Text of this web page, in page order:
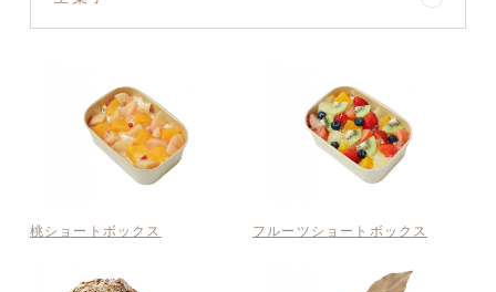
桃ショートボックス フルーツショートボックス